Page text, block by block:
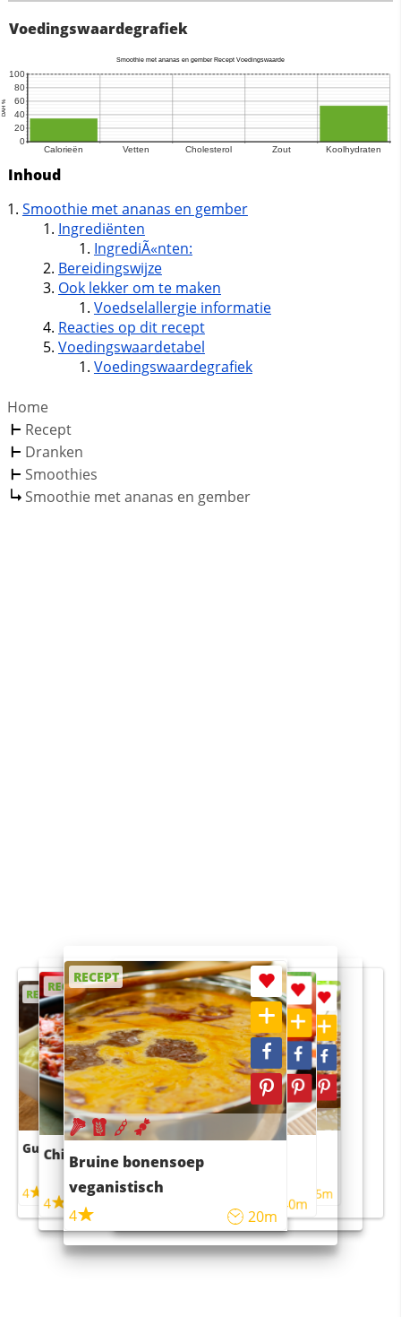
Voedingswaardegrafiek
Inhoud
Smoothie met ananas en gember
Ingrediënten
IngrediÃ«nten:
Bereidingswijze
Ook lekker om te maken
Voedselallergie informatie
Reacties op dit recept
Voedingswaardetabel
Voedingswaardegrafiek
Home
Recept
Dranken
Smoothies
Smoothie met ananas en gember
RECEPT
Guacamole
4
RECEPT
Chili con carne
4 45m
RECEPT
Bruine bonensoep
veganistisch
4
20m
RECEPT
Sushi rijstsalade
maaltijdsalade
40m
RECEPT
4 55m